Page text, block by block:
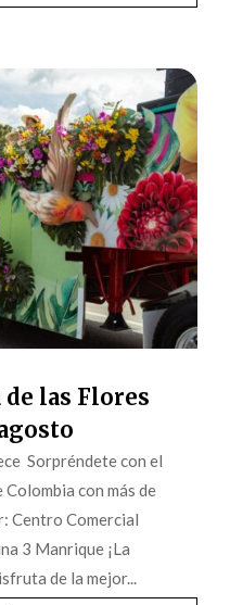
las Flores
Sorpréndete con el
con más de
Centro Comercial
3 Manrique ¡La
de la mejor...